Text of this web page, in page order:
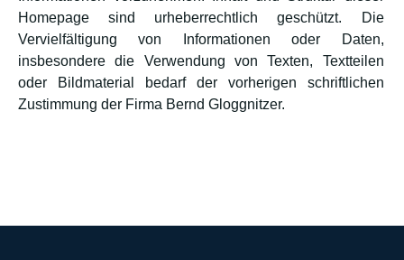
Homepage sind urheberrechtlich geschützt. Die
Vervielfältigung von Informationen oder Daten,
insbesondere die Verwendung von Texten, Textteilen
oder Bildmaterial bedarf der vorherigen schriftlichen
Zustimmung der Firma Bernd Gloggnitzer.